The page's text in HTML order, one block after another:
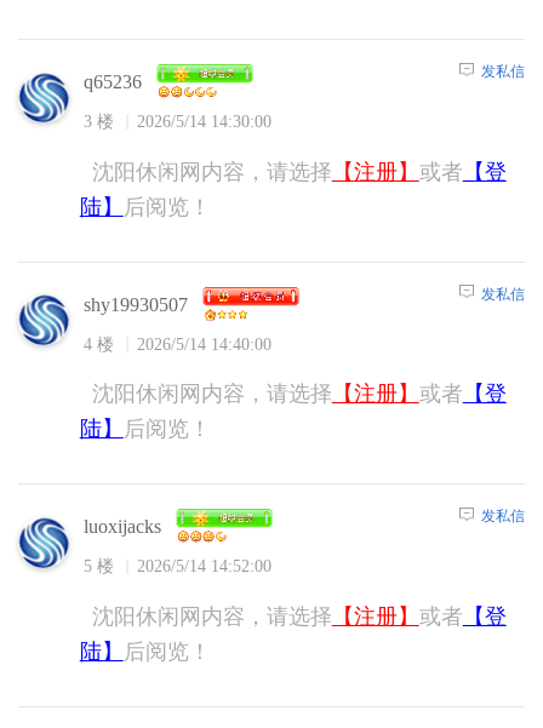
q65236
3 楼 2026/5/14 14:30:00
发私信
沈阳休闲网内容，请选择 【注册】 或者 【登
陆】
后阅览！
shy19930507
4 楼 2026/5/14 14:40:00
发私信
沈阳休闲网内容，请选择 【注册】 或者 【登
陆】
后阅览！
luoxijacks
5 楼 2026/5/14 14:52:00
发私信
沈阳休闲网内容，请选择 【注册】 或者 【登
陆】
后阅览！